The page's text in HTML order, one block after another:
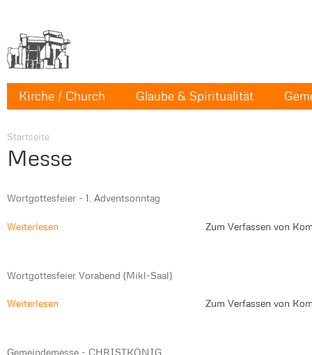
Kirche / Church Glaube & Spiritualität
Startseite
Messe
Wortgottesfeier - 1. Adventsonntag
Weiterlesen Zum Verfassen von
Wortgottesfeier Vorabend (Mikl-Saal)
Weiterlesen Zum Verfassen von
Gemeindemesse - CHRISTKÖNIG